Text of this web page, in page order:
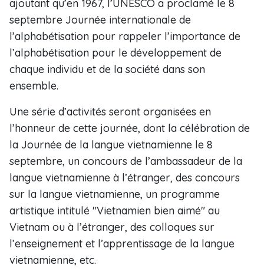
ajoutant qu’en 1967, l’UNESCO a proclamé le 8
septembre Journée internationale de
l’alphabétisation pour rappeler l’importance de
l’alphabétisation pour le développement de
chaque individu et de la société dans son
ensemble.
Une série d’activités seront organisées en
l’honneur de cette journée, dont la célébration de
la Journée de la langue vietnamienne le 8
septembre, un concours de l’ambassadeur de la
langue vietnamienne à l’étranger, des concours
sur la langue vietnamienne, un programme
artistique intitulé "Vietnamien bien aimé" au
Vietnam ou à l’étranger, des colloques sur
l’enseignement et l’apprentissage de la langue
vietnamienne, etc.